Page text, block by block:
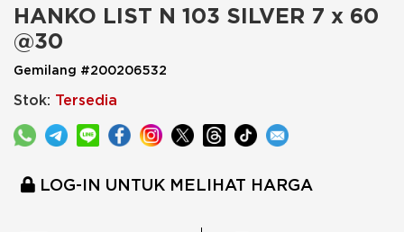
HANKO LIST N 103 SILVER 7 x 60
@30
Gemilang #200206532
Stok: Tersedia
LOG-IN UNTUK MELIHAT HARGA